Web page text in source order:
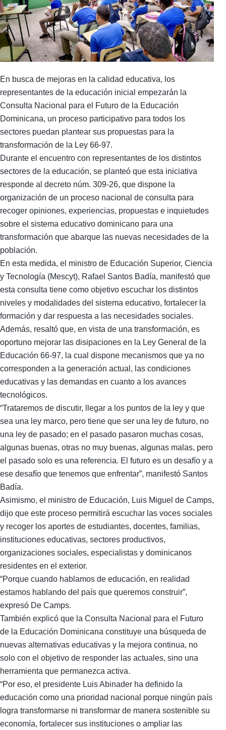
En busca de mejoras en la calidad educativa, los
representantes de la educación inicial empezarán la
Consulta Nacional para el Futuro de la Educación
Dominicana, un proceso participativo para todos los
sectores puedan plantear sus propuestas para la
transformación de la Ley 66-97.
Durante el encuentro con representantes de los distintos
sectores de la educación, se planteó que esta iniciativa
responde al decreto núm. 309-26, que dispone la
organización de un proceso nacional de consulta para
recoger opiniones, experiencias, propuestas e inquietudes
sobre el sistema educativo dominicano para una
transformación que abarque las nuevas necesidades de la
población.
En esta medida, el ministro de Educación Superior, Ciencia
y Tecnología (Mescyt), Rafael Santos Badía, manifestó que
esta consulta tiene como objetivo escuchar los distintos
niveles y modalidades del sistema educativo, fortalecer la
formación y dar respuesta a las necesidades sociales.
Además, resaltó que, en vista de una transformación, es
oportuno mejorar las disipaciones en la Ley General de la
Educación 66-97, la cual dispone mecanismos que ya no
corresponden a la generación actual, las condiciones
educativas y las demandas en cuanto a los avances
tecnológicos.
“Trataremos de discutir, llegar a los puntos de la ley y que
sea una ley marco, pero tiene que ser una ley de futuro, no
una ley de pasado; en el pasado pasaron muchas cosas,
algunas buenas, otras no muy buenas, algunas malas, pero
el pasado solo es una referencia. El futuro es un desafío y a
ese desafío que tenemos que enfrentar”, manifestó Santos
Badía.
Asimismo, el ministro de Educación, Luis Miguel de Camps,
dijo que este proceso permitirá escuchar las voces sociales
y recoger los aportes de estudiantes, docentes, familias,
instituciones educativas, sectores productivos,
organizaciones sociales, especialistas y dominicanos
residentes en el exterior.
“Porque cuando hablamos de educación, en realidad
estamos hablando del país que queremos construir”,
expresó De Camps.
También explicó que la Consulta Nacional para el Futuro
de la Educación Dominicana constituye una búsqueda de
nuevas alternativas educativas y la mejora continua, no
solo con el objetivo de responder las actuales, sino una
herramienta que permanezca activa.
“Por eso, el presidente Luis Abinader ha definido la
educación como una prioridad nacional porque ningún país
logra transformarse ni transformar de manera sostenible su
economía, fortalecer sus instituciones o ampliar las